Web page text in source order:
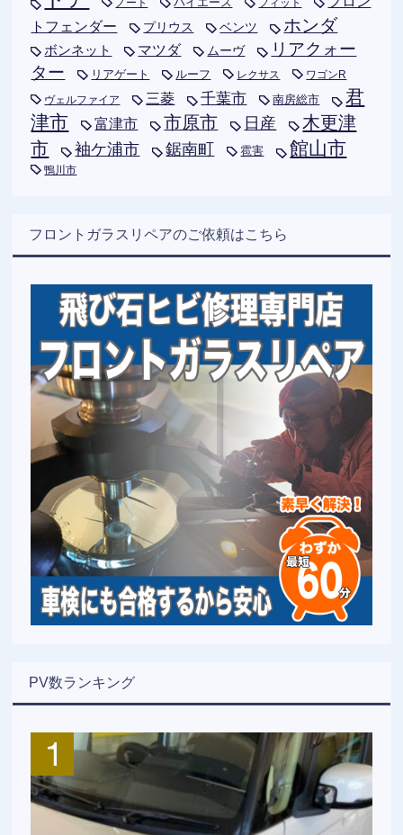
ノート フィット
トフェンダー
プリウス ベンツ ホンダ
ボンネット マツダ ムーヴ
リアクォー
ター
リアゲート ルーフ レクサス ワゴンR
ヴェルファイア 三菱 千葉市 南房総市
君
津市
富津市 市原市 日産
木更津
市
袖ケ浦市 鋸南町 雹害 館山市
鴨川市
フロントガラスリペアのご依頼はこちら
PV数ランキング